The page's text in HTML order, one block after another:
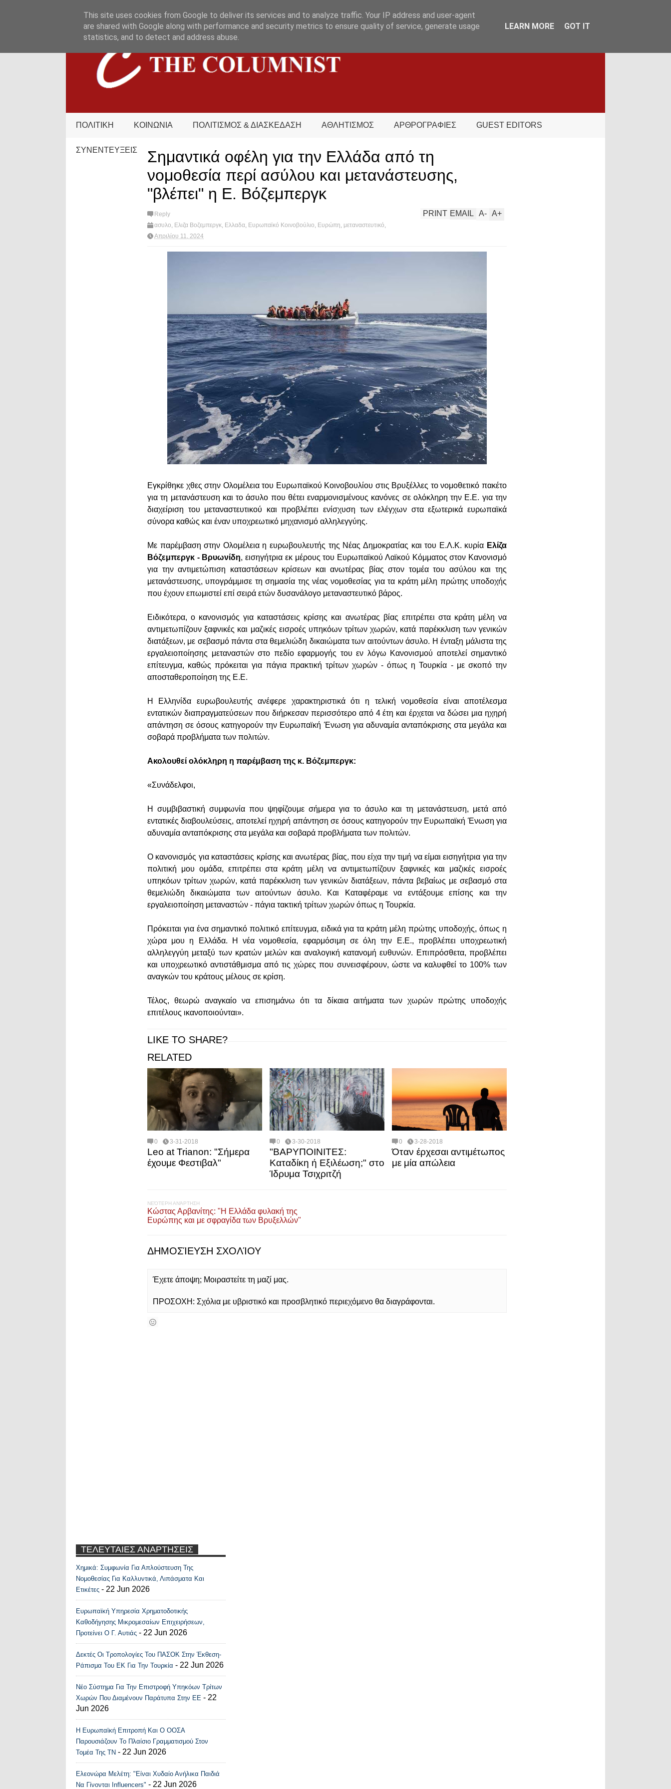
ΠΟΛΙΤΙΚΗ ΚΟΙΝΩΝΙΑ ΠΟΛΙΤΙΣΜΟΣ & ΔΙΑΣΚΕΔΑΣΗ ΑΘΛΗΤΙΣΜΟΣ ΑΡΘΡΟΓΡΑΦΙΕΣ GUEST EDITORS
ΣΥΝΕΝΤΕΥΞΕΙΣ
Σημαντικά οφέλη για την Ελλάδα από τη
νομοθεσία περί ασύλου και μετανάστευσης,
"βλέπει" η Ε. Βόζεμπεργκ
Reply
ασυλο Ελιζα Βοζεμπεργκ Ελλαδα Ευρωπαϊκό Κοινοβούλιο Ευρώπη μεταναστευτικό
Απριλίου 11, 2024
A+
A-
EMAIL
PRINT
Εγκρίθηκε χθες στην Ολομέλεια του Ευρωπαϊκού Κοινοβουλίου στις Βρυξέλλες το νομοθετικό πακέτο
για τη μετανάστευση και το άσυλο που θέτει εναρμονισμένους κανόνες σε ολόκληρη την Ε.Ε. για την
διαχείριση του μεταναστευτικού και προβλέπει ενίσχυση των ελέγχων στα εξωτερικά ευρωπαϊκά
σύνορα καθώς και έναν υποχρεωτικό μηχανισμό αλληλεγγύης.
Με παρέμβαση στην Ολομέλεια η ευρωβουλευτής της Νέας Δημοκρατίας και του Ε.Λ.Κ. κυρία Ελίζα
Βόζεμπεργκ - Βρυωνίδη, εισηγήτρια εκ μέρους του Ευρωπαϊκού Λαϊκού Κόμματος στον Κανονισμό
για την αντιμετώπιση καταστάσεων κρίσεων και ανωτέρας βίας στον τομέα του ασύλου και της
μετανάστευσης, υπογράμμισε τη σημασία της νέας νομοθεσίας για τα κράτη μέλη πρώτης υποδοχής
που έχουν επωμιστεί επί σειρά ετών δυσανάλογο μεταναστευτικό βάρος.
Ειδικότερα, ο κανονισμός για καταστάσεις κρίσης και ανωτέρας βίας επιτρέπει στα κράτη μέλη να
αντιμετωπίζουν ξαφνικές και μαζικές εισροές υπηκόων τρίτων χωρών, κατά παρέκκλιση των γενικών
διατάξεων, με σεβασμό πάντα στα θεμελιώδη δικαιώματα των αιτούντων άσυλο. Η ένταξη μάλιστα της
εργαλειοποίησης μεταναστών στο πεδίο εφαρμογής του εν λόγω Κανονισμού αποτελεί σημαντικό
επίτευγμα, καθώς πρόκειται για πάγια πρακτική τρίτων χωρών - όπως η Τουρκία - με σκοπό την
αποσταθεροποίηση της Ε.Ε.
Η Ελληνίδα ευρωβουλευτής ανέφερε χαρακτηριστικά ότι η τελική νομοθεσία είναι αποτέλεσμα
εντατικών διαπραγματεύσεων που διήρκεσαν περισσότερο από 4 έτη και έρχεται να δώσει μια ηχηρή
απάντηση σε όσους κατηγορούν την Ευρωπαϊκή Ένωση για αδυναμία ανταπόκρισης στα μεγάλα και
σοβαρά προβλήματα των πολιτών.
Ακολουθεί ολόκληρη η παρέμβαση της κ. Βόζεμπεργκ:
«Συνάδελφοι,
Η συμβιβαστική συμφωνία που ψηφίζουμε σήμερα για το άσυλο και τη μετανάστευση, μετά από
εντατικές διαβουλεύσεις, αποτελεί ηχηρή απάντηση σε όσους κατηγορούν την Ευρωπαϊκή Ένωση για
αδυναμία ανταπόκρισης στα μεγάλα και σοβαρά προβλήματα των πολιτών.
Ο κανονισμός για καταστάσεις κρίσης και ανωτέρας βίας, που είχα την τιμή να είμαι εισηγήτρια για την
πολιτική μου ομάδα, επιτρέπει στα κράτη μέλη να αντιμετωπίζουν ξαφνικές και μαζικές εισροές
υπηκόων τρίτων χωρών, κατά παρέκκλιση των γενικών διατάξεων, πάντα βεβαίως με σεβασμό στα
θεμελιώδη δικαιώματα των αιτούντων άσυλο. Και Καταφέραμε να εντάξουμε επίσης και την
εργαλειοποίηση μεταναστών - πάγια τακτική τρίτων χωρών όπως η Τουρκία.
Πρόκειται για ένα σημαντικό πολιτικό επίτευγμα, ειδικά για τα κράτη μέλη πρώτης υποδοχής, όπως η
χώρα μου η Ελλάδα. Η νέα νομοθεσία, εφαρμόσιμη σε όλη την Ε.Ε., προβλέπει υποχρεωτική
αλληλεγγύη μεταξύ των κρατών μελών και αναλογική κατανομή ευθυνών. Επιπρόσθετα, προβλέπει
και υποχρεωτικό αντιστάθμισμα από τις χώρες που συνεισφέρουν, ώστε να καλυφθεί το 100% των
αναγκών του κράτους μέλους σε κρίση.
Τέλος, θεωρώ αναγκαίο να επισημάνω ότι τα δίκαια αιτήματα των χωρών πρώτης υποδοχής
επιτέλους ικανοποιούνται».
LIKE TO SHARE?
RELATED
0 3-31-2018
Leo at Trianon: "Σήμερα
έχουμε Φεστιβαλ"
0 3-30-2018
"ΒΑΡΥΠΟΙΝΙΤΕΣ:
Καταδίκη ή Εξιλέωση;" στο
Ίδρυμα Τσιχριτζή
0 3-28-2018
Όταν έρχεσαι αντιμέτωπος
με μία απώλεια
ΝΕΌΤΕΡΗ ΑΝΆΡΤΗΣΗ
Κώστας Αρβανίτης: "Η Ελλάδα φυλακή της
Ευρώπης και με σφραγίδα των Βρυξελλών"
ΔΗΜΟΣΊΕΥΣΗ ΣΧΟΛΊΟΥ
Έχετε άποψη; Μοιραστείτε τη μαζί μας.
ΠΡΟΣΟΧΗ: Σχόλια με υβριστικό και προσβλητικό περιεχόμενο θα διαγράφονται.
ΤΕΛΕΥΤΑΙΕΣ ΑΝΑΡΤΗΣΕΙΣ
Recent Posts Widget
Χημικά: Συμφωνία Για Απλούστευση Της
Νομοθεσίας Για Καλλυντικά, Λιπάσματα Και
Ετικέτες - 22 Jun 2026
Ευρωπαϊκή Υπηρεσία Χρηματοδοτικής
Καθοδήγησης Μικρομεσαίων Επιχειρήσεων,
Προτείνει Ο Γ. Αυτιάς - 22 Jun 2026
Δεκτές Οι Τροπολογίες Του ΠΑΣΟΚ Στην Έκθεση-
Ράπισμα Του ΕΚ Για Την Τουρκία - 22 Jun 2026
Νέο Σύστημα Για Την Επιστροφή Υπηκόων Τρίτων
Χωρών Που Διαμένουν Παράτυπα Στην ΕΕ - 22
Jun 2026
Η Ευρωπαϊκή Επιτροπή Και Ο ΟΟΣΑ
Παρουσιάζουν Το Πλαίσιο Γραμματισμού Στον
Τομέα Της ΤΝ - 22 Jun 2026
Ελεονώρα Μελέτη: "Είναι Χυδαίο Ανήλικα Παιδιά
Να Γίνονται Influencers" - 22 Jun 2026
This site uses cookies from Google to deliver its services and to analyze traffic. Your IP address and user-agent
are shared with Google along with performance and security metrics to ensure quality of service, generate usage
statistics, and to detect and address abuse.
LEARN MORE GOT IT